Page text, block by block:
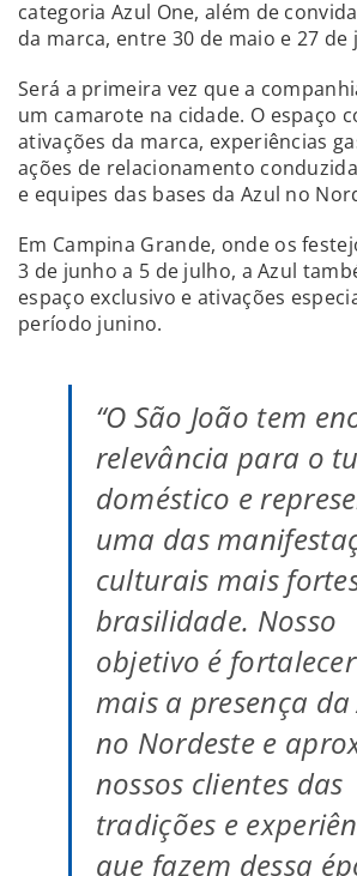
categoria Azul One, além de
da marca, entre 30 de maio e 27 de
Será a primeira vez que a
um camarote na cidade. O espaço
ativações da marca, experiências
ações de relacionamento
e equipes das bases da Azul no
Em Campina Grande, onde os
3 de junho a 5 de julho, a Azul
espaço exclusivo e ativações
período junino.
“O São João tem
relevância para o
doméstico e
uma das
culturais mais
brasilidade. Nosso
objetivo é
mais a presença da
no Nordeste e
nossos clientes das
tradições e
que fazem dessa